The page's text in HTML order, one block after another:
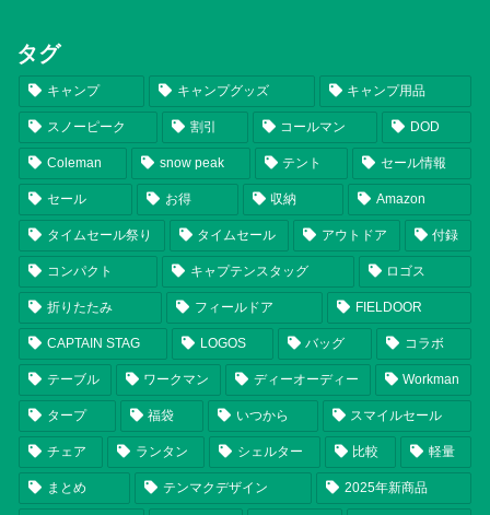
タグ
キャンプ キャンプグッズ キャンプ用品
スノーピーク 割引 コールマン DOD
Coleman snow peak テント セール情報
セール お得 収納 Amazon
タイムセール祭り タイムセール アウトドア 付録
コンパクト キャプテンスタッグ ロゴス
折りたたみ フィールドア FIELDOOR
CAPTAIN STAG LOGOS バッグ コラボ
テーブル ワークマン ディーオーディー Workman
タープ 福袋 いつから スマイルセール
チェア ランタン シェルター 比較 軽量
まとめ テンマクデザイン 2025年新商品